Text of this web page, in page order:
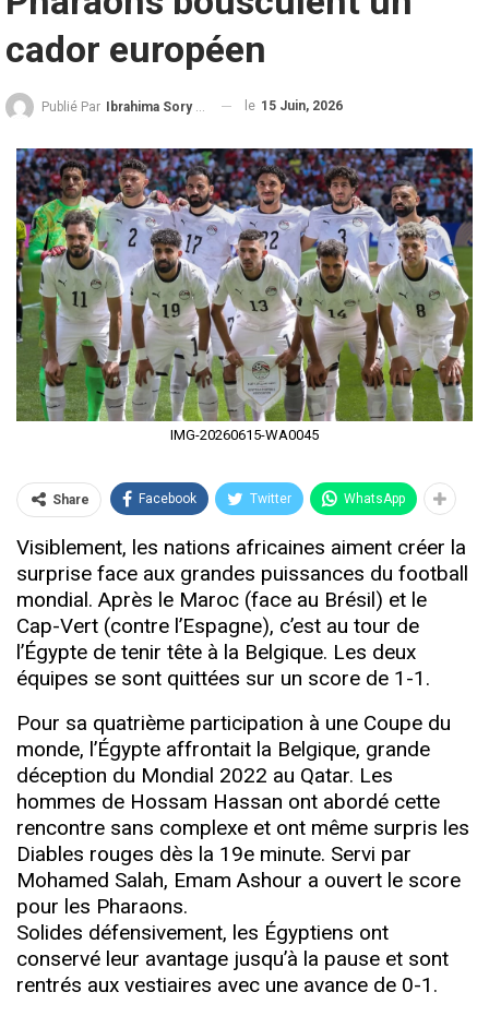
cador européen
Publié Par Ibrahima Sory Diallo le 15 Juin, 2026
IMG-20260615-WA0045
Share Facebook Twitter WhatsApp
Visiblement, les nations africaines aiment créer la
surprise face aux grandes puissances du football
mondial. Après le Maroc (face au Brésil) et le
Cap-Vert (contre l’Espagne), c’est au tour de
l’Égypte de tenir tête à la Belgique. Les deux
équipes se sont quittées sur un score de 1-1.
Pour sa quatrième participation à une Coupe du
monde, l’Égypte affrontait la Belgique, grande
déception du Mondial 2022 au Qatar. Les
hommes de Hossam Hassan ont abordé cette
rencontre sans complexe et ont même surpris les
Diables rouges dès la 19e minute. Servi par
Mohamed Salah, Emam Ashour a ouvert le score
pour les Pharaons.
Solides défensivement, les Égyptiens ont
conservé leur avantage jusqu’à la pause et sont
rentrés aux vestiaires avec une avance de 0-1.